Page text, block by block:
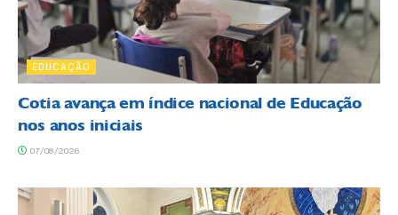
EDUCAÇÃO
Cotia avança em índice nacional de Educação
nos anos iniciais
07/08/2026